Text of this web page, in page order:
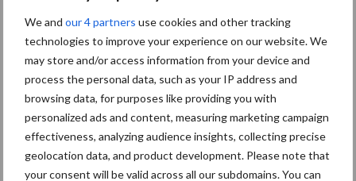
We and our 4 partners use cookies and other tracking
technologies to improve your experience on our website. We
may store and/or access information from your device and
process the personal data, such as your IP address and
browsing data, for purposes like providing you with
personalized ads and content, measuring marketing campaign
effectiveness, analyzing audience insights, collecting precise
geolocation data, and product development. Please note that
your consent will be valid across all our subdomains. You can
Themapagina's
Diergezondheid Bemesting Fokkerij
Mastitis Hittestress